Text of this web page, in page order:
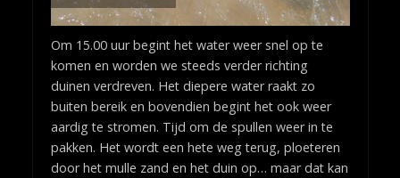
Om 15.00 uur begint het water weer snel op te
komen en worden we steeds verder richting
duinen verdreven. Het diepere water raakt zo
buiten bereik en bovendien begint het ook weer
aardig te stromen. Tijd om de spullen weer in te
pakken. Het wordt een hete weg terug, ploeteren
door het mulle zand en het duin op… maar dat kan